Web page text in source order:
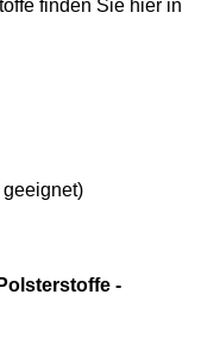
finden Sie hier in
geeignet)
-